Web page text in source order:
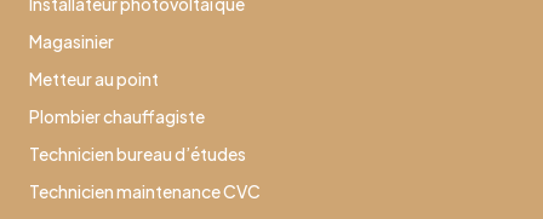
Magasinier
Metteur au point
Plombier chauffagiste
Technicien bureau d’études
Technicien maintenance CVC